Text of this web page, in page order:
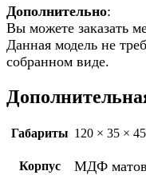
Дополнительно:
Вы можете заказать
Данная модель не
собранном виде.
Габариты 120 × 35 ×
Корпус МДФ